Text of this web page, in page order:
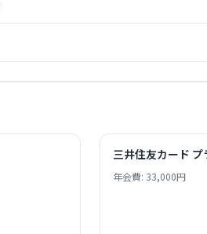
三井住友カード
年会費: 33,000円